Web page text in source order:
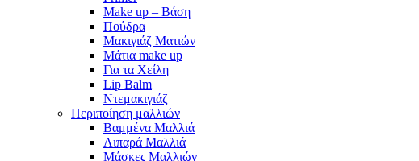
Make up – Βάση
Πούδρα
Μακιγιάζ Ματιών
Μάτια make up
Για τα Χείλη
Lip Balm
Ντεμακιγιάζ
Περιποίηση μαλλιών
Βαμμένα Μαλλιά
Λιπαρά Μαλλιά
Μάσκες Μαλλιών